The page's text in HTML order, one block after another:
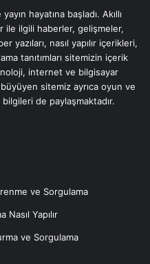
hayatına başladı. Akıllı
ilgili haberler, gelişmeler,
yazıları, nasıl yapılır içerikleri,
tanıtımları sitemizin içerik
internet ve bilgisayar
sitemiz ayrıca oyun ve
de paylaşmaktadır.
ve Sorgulama
Yapılır
ve Sorgulama